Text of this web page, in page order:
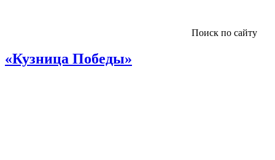
Поиск по сайту
«Кузница Победы»